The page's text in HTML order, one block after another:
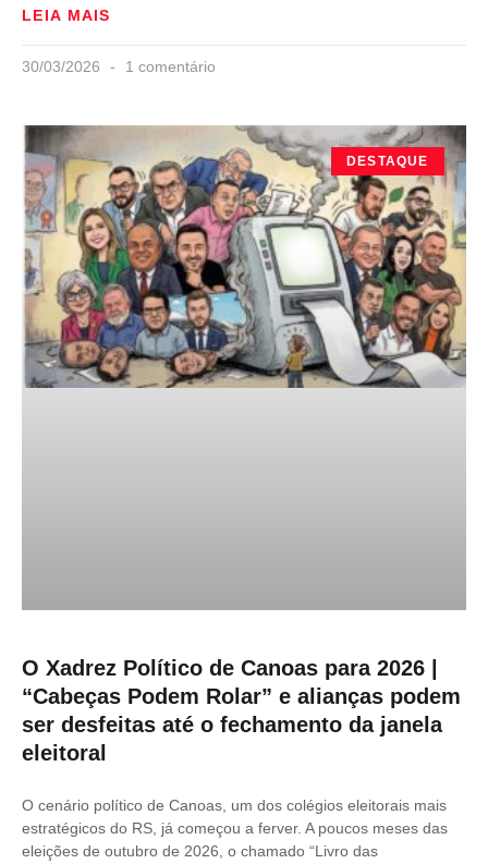
LEIA MAIS
30/03/2026 1 comentário
DESTAQUE
O Xadrez Político de Canoas para 2026 |
“Cabeças Podem Rolar” e alianças podem
ser desfeitas até o fechamento da janela
eleitoral
O cenário político de Canoas, um dos colégios eleitorais mais
estratégicos do RS, já começou a ferver. A poucos meses das
eleições de outubro de 2026, o chamado “Livro das